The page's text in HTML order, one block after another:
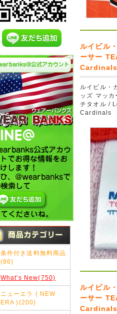
条件付き送料無料商品
(86)
What's New(750)
ニューエラ ( NEW
ERA )(200)
ルイビル
ーサー
Cardinals
ルイビル・
ッズ マッ
チタオル /
Cardinals
ルイビル
ーサー
Cardinals